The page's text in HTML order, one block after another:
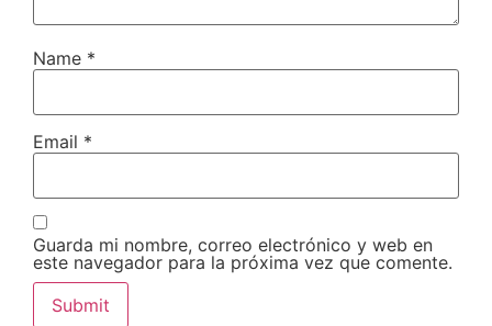
Name *
Email *
Guarda mi nombre, correo electrónico y web en
este navegador para la próxima vez que comente.